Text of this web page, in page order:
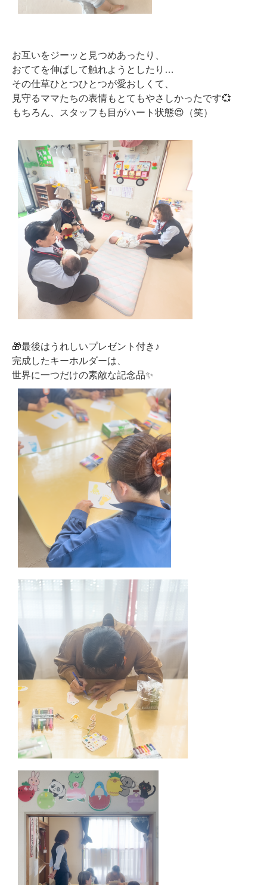
お互いをジーッと見つめあったり、
おててを伸ばして触れようとしたり…
その仕草ひとつひとつが愛おしくて、
見守るママたちの表情もとてもやさしかったです💞
もちろん、スタッフも目がハート状態😍（笑）
🎁最後はうれしいプレゼント付き♪
完成したキーホルダーは、
世界に一つだけの素敵な記念品✨